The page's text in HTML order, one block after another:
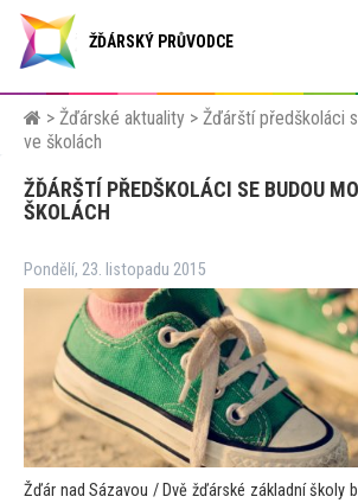
ŽĎÁRSKÝ PRŮVODCE
> Žďárské aktuality > Žďárští předškoláci
ve školách
ŽĎÁRŠTÍ PŘEDŠKOLÁCI SE BUDOU
ŠKOLÁCH
Pondělí, 23. listopadu 2015
Žďár nad Sázavou / Dvě žďárské základní školy